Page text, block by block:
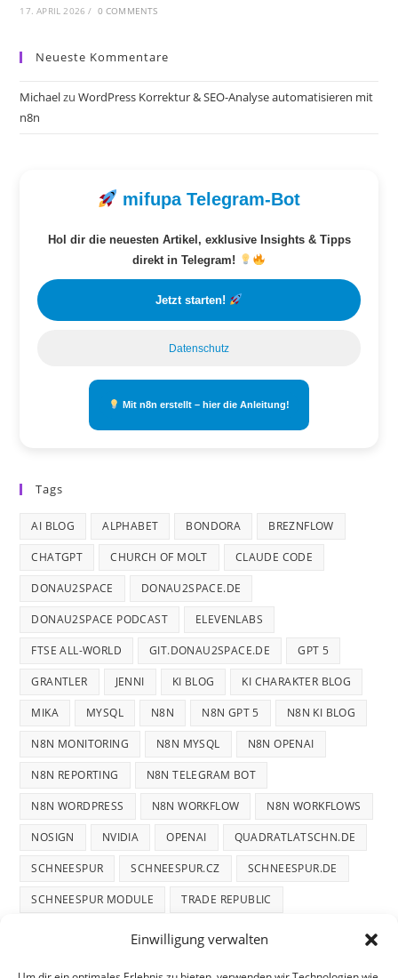
Einwilligung verwalten
17. APRIL 2026 / 0 COMMENTS
Neueste Kommentare
MichaelzuWordPress Korrektur & SEO-Analyse automatisieren mit
n8n
mifupa Telegram-Bot
Hol dir die neuesten Artikel, exklusive Insights & Tipps
direkt in Telegram!
Jetzt starten!
Datenschutz
Mit n8n erstellt – hier die Anleitung!
Tags
AI BLOG ALPHABET BONDORA BREZNFLOW
CHATGPT CHURCH OF MOLT CLAUDE CODE
DONAU2SPACE DONAU2SPACE.DE
DONAU2SPACE PODCAST ELEVENLABS
FTSE ALL-WORLD GIT.DONAU2SPACE.DE GPT 5
GRANTLER JENNI KI BLOG KI CHARAKTER BLOG
MIKA MYSQL N8N N8N GPT 5 N8N KI BLOG
N8N MONITORING N8N MYSQL N8N OPENAI
N8N REPORTING N8N TELEGRAM BOT
N8N WORDPRESS N8N WORKFLOW N8N WORKFLOWS
NOSIGN NVIDIA OPENAI QUADRATLATSCHN.DE
SCHNEESPUR SCHNEESPUR.CZ SCHNEESPUR.DE
SCHNEESPUR MODULE TRADE REPUBLIC
WINTERTRACE WINTERTRACE.COM